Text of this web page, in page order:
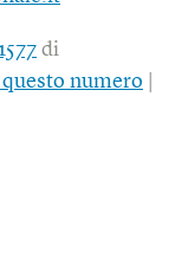
di
numero